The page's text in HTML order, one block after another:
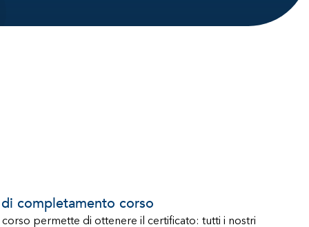
completamento corso
permette di ottenere il certificato: tutti i nostri